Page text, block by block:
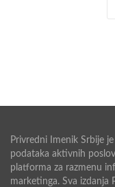
Privredni Imenik Srbije
podataka aktivnih
platforma za razmenu
marketinga. Sva izdanja